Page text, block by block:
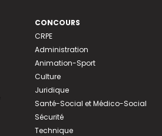
CONCOURS
CRPE
Administration
Animation-Sport
Culture
Juridique
Santé-Social et Médico-Social
Sécurité
Technique